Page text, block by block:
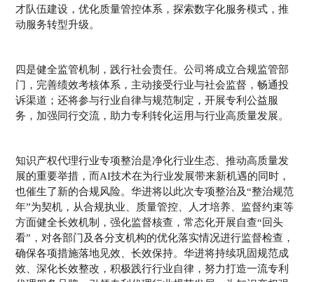
才队伍建设，优化质量管控体系，探索数字化服务模式，推
动服务转型升级。
四是健全监管机制，践行社会责任。公司将成立合规监管部
门，完善绩效考核体系，主动接受行业与社会监督，畅通投
诉渠道；还将参与行业自律与规范制定，开展专利公益服
务，加强同行交流，助力专利转化运用与行业高质量发展。
知识产权代理行业专项整治是净化行业生态、推动高质量发
展的重要举措，而AI技术在为行业发展带来新机遇的同时，
也催生了新的合规风险。华进将以此次专项整治及“整治规范
年”为契机，从合规执业、质量管控、人才培养、监督约束等
方面健全长效机制，强化监督核查，常态化开展自查“回头
看”，对各部门及各分支机构的优化落实情况进行监督检查，
确保各项措施落地见效、长效保持。华进将持续巩固规范成
效、深化长效整改，积极践行行业自律，努力打造一流专利